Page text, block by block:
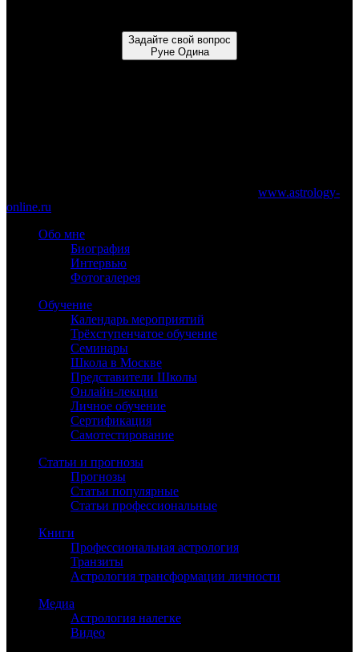
Задайте свой вопрос
Руне Одина
www.astrology-
online.ru
Обо мне
Биография
Интервью
Фотогалерея
Обучение
Календарь мероприятий
Трёхступенчатое обучение
Семинары
Школа в Москве
Представители Школы
Онлайн-лекции
Личное обучение
Сертификация
Самотестирование
Статьи и прогнозы
Прогнозы
Статьи популярные
Статьи профессиональные
Книги
Профессиональная астрология
Транзиты
Астрология трансформации личности
Медиа
Астрология налегке
Видео